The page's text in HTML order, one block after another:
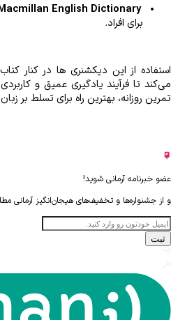
English Dictionary
برای افراد.
تمرین روزانه، بهترین راه برای تسلط بر
عضو خبرنامه آرمانی شوید!
و از جشنواره‌ها و تخفیف‌های هیجان‌انگیز آرمانی
ثبت